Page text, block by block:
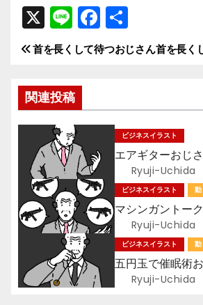
X Li
n
e
F
a
c
b
o
o
k
共
有
投
稿
ナ
ビ
ゲ
ー
シ
ョ
ン
首を長く
首を長くして待つおじさん
関連投稿
ビジネスイラスト
エアギターおじ
Ryuji-Uchida
ビジネスイラスト 動
マシンガントーク
Ryuji-Uchida
ビジネスイラスト 動
五円玉で催眠術
Ryuji-Uchida